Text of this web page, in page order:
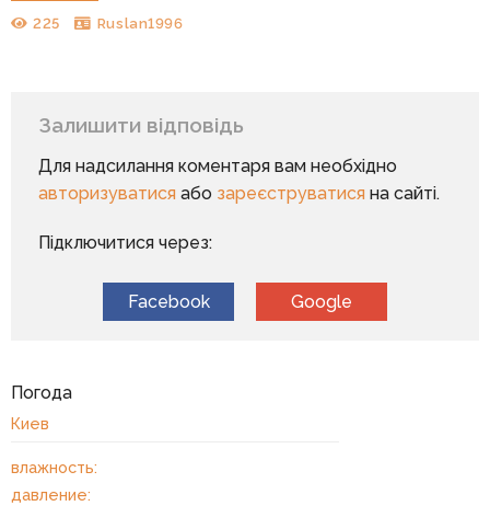
225 Ruslan1996
Залишити відповідь
Для надсилання коментаря вам необхідно
авторизуватисяабо зареєструватисяна сайті.
Підключитися через:
Facebook Google
Погода
Киев
влажность:
давление: